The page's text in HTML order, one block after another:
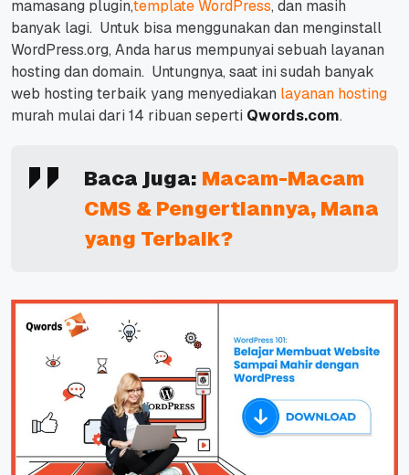
mamasang plugin,template WordPress, dan masih
banyak lagi. Untuk bisa menggunakan dan menginstall
WordPress.org, Anda harus mempunyai sebuah layanan
hosting dan domain. Untungnya, saat ini sudah banyak
web hosting terbaik yang menyediakan layanan hosting
murah mulai dari 14 ribuan seperti Qwords.com.
Baca juga: Macam-Macam
CMS & Pengertiannya, Mana
yang Terbaik?